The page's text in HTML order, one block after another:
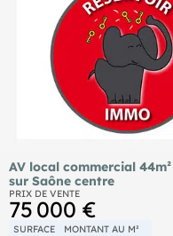
AV local commercial
sur Saône centre
PRIX DE VENTE
75 000 €
SURFACE MONTANT AU M²